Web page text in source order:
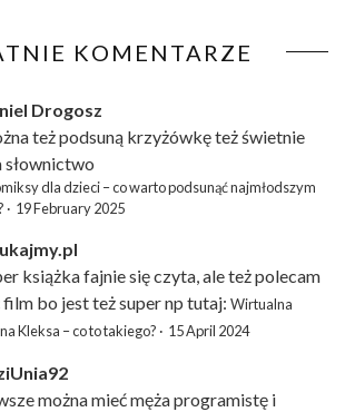
KOMENTARZE
Drogosz
też podsuną krzyżówkęteż świetnie
dla dzieci – co warto podsunąć najmłodszym
· 19 February 2025
książka fajnie się czyta, ale też polecam
bo jest też super np tutaj: Wirtualna
Kleksa – co to takiego? · 15 April 2024
można mieć męża programistę i